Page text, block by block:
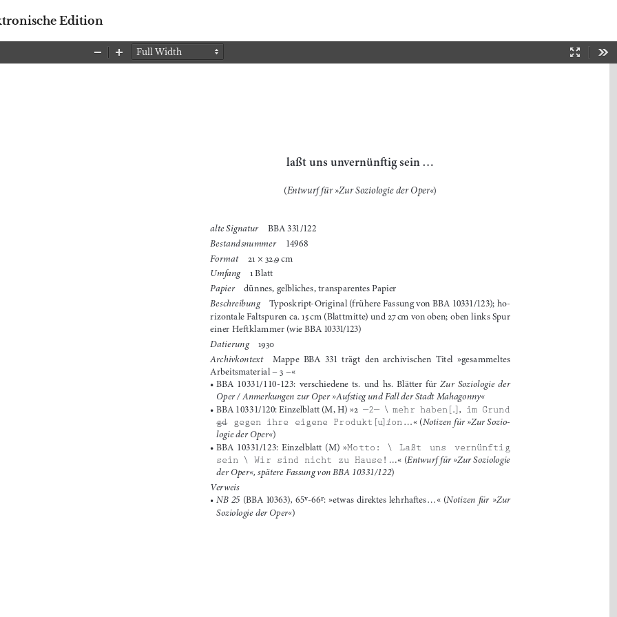
Edition
Zoom Zoom
laßt uns unvernünftig sein ...
(Entwurf für »Zur Soziologie der Oper«)
alte Signatur
BBA 331/122
Bestandsnummer
14968
Format
21 × 32,9 cm
Umfang
1 Blatt
Papier
dünnes, gelbliches, transparentes Papier
Beschreibung
Typoskript-Original (frühere Fassung von BBA 10331/123); ho-
rizontale Faltspuren ca. 15cm (Blattmitte) und 27cm von oben; oben links Spur
einer Heftklammer (wie BBA 10331/123)
Datierung
1930
Archivkontext
Mappe BBA 331 trägt den archivischen Titel »gesammeltes
Arbeits material − 3 −«
•	BBA
10331/110-123: verschiedene ts. und hs. Blätter für Zur Soziologie der
Oper / Anmerkungen zur Oper »Aufstieg und Fall der Stadt Mahagonny«
•	BBA
10331/120: Einzelblatt (M, H) »2 -2- \ mehr haben[.], im Grund
gd gegen ihre eigene Produkt [u]ion ...« (Notizen für »Zur Sozio-
logie der Oper«)
•	BBA
10331/123: Einzelblatt (M) »Motto : \ Laßt uns vernünftig
sein \ Wir sind nicht zu Hause! ...« (Entwurf für »Zur Soziologie
der Oper«, spätere Fassung von BBA 10331/122)
Ve r w e i s
•
NB 25 (BBA 10363), 65v-66r: »etwas direktes lehrhaftes...« (Notizen für »Zur
Soziologie der Oper«)